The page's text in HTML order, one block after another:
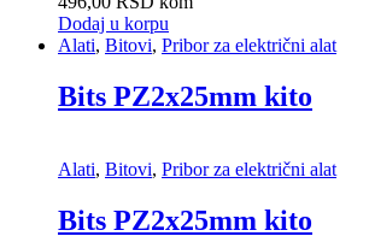
Dodaj u korpu
Alati, Bitovi, Pribor za električni alat
Bits PZ2x25mm kito
Alati, Bitovi, Pribor za električni alat
Bits PZ2x25mm kito